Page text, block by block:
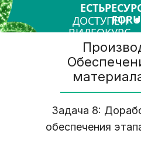
ДОСТУПЕН
ВИДЕОКУРС
Задача 8:
обеспечения